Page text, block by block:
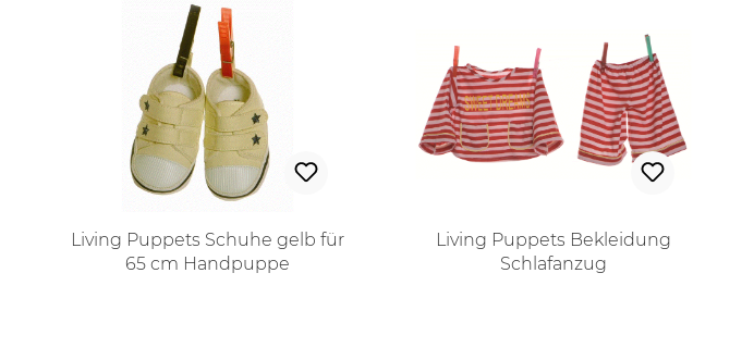
Living Puppets Schuhe gelb für
65 cm Handpuppe
Living Puppets Bekleidung
Schlafanzug